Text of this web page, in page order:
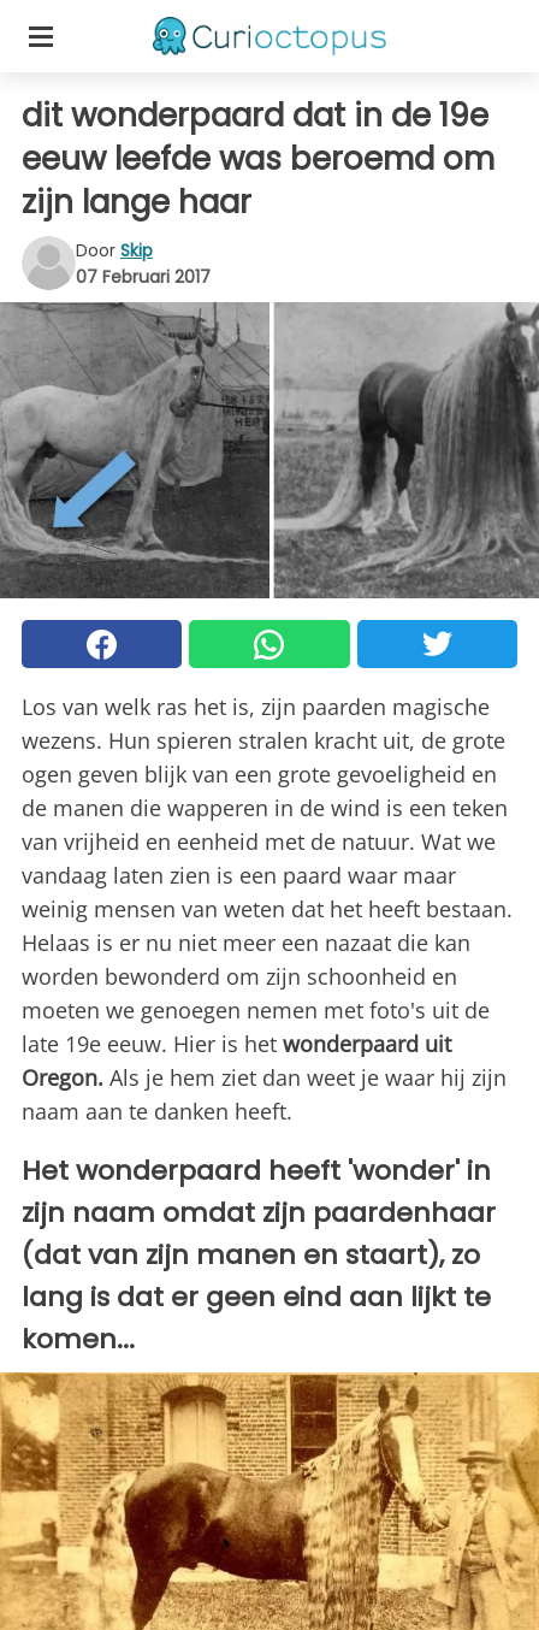
dit wonderpaard dat in de 19e
eeuw leefde was beroemd om
zijn lange haar
Door Skip
07 Februari 2017
Los van welk ras het is, zijn paarden magische
wezens. Hun spieren stralen kracht uit, de grote
ogen geven blijk van een grote gevoeligheid en
de manen die wapperen in de wind is een teken
van vrijheid en eenheid met de natuur. Wat we
vandaag laten zien is een paard waar maar
weinig mensen van weten dat het heeft bestaan.
Helaas is er nu niet meer een nazaat die kan
worden bewonderd om zijn schoonheid en
moeten we genoegen nemen met foto's uit de
late 19e eeuw. Hier is het wonderpaard uit
Oregon. Als je hem ziet dan weet je waar hij zijn
naam aan te danken heeft.
Het wonderpaard heeft 'wonder' in
zijn naam omdat zijn paardenhaar
(dat van zijn manen en staart), zo
lang is dat er geen eind aan lijkt te
komen...